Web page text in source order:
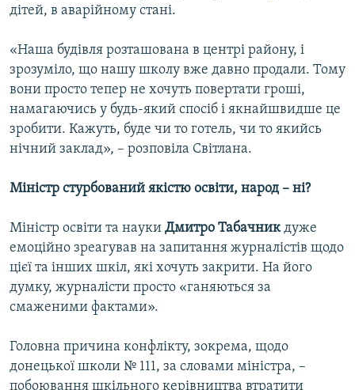
дітей, в аварійному стані.
«Наша будівля розташована в центрі району, і
зрозуміло, що нашу школу вже давно продали. Тому
вони просто тепер не хочуть повертати гроші,
намагаючись у будь-який спосіб і якнайшвидше це
зробити. Кажуть, буде чи то готель, чи то якийсь
нічний заклад», – розповіла Світлана.
Міністр стурбований якістю освіти, народ – ні?
Міністр освіти та науки Дмитро Табачникдуже
емоційно зреагував на запитання журналістів щодо
цієї та інших шкіл, які хочуть закрити. На його
думку, журналісти просто «ганяються за
смаженими фактами».
Головна причина конфлікту, зокрема, щодо
донецької школи № 111, за словами міністра, –
побоювання шкільного керівництва втратити